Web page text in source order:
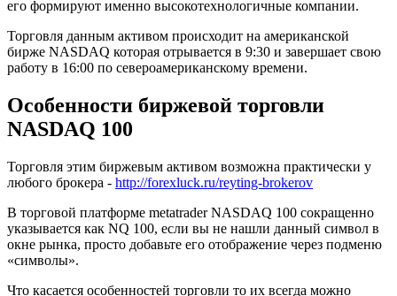
его формируют именно высокотехнологичные компании.
Торговля данным активом происходит на американской
бирже NASDAQ которая отрывается в 9:30 и завершает свою
работу в 16:00 по североамериканскому времени.
Особенности биржевой торговли
NASDAQ 100
Торговля этим биржевым активом возможна практически у
любого брокера - http://forexluck.ru/reyting-brokerov
В торговой платформе metatrader NASDAQ 100 сокращенно
указывается как NQ 100, если вы не нашли данный символ в
окне рынка, просто добавьте его отображение через подменю
«символы».
Что касается особенностей торговли то их всегда можно